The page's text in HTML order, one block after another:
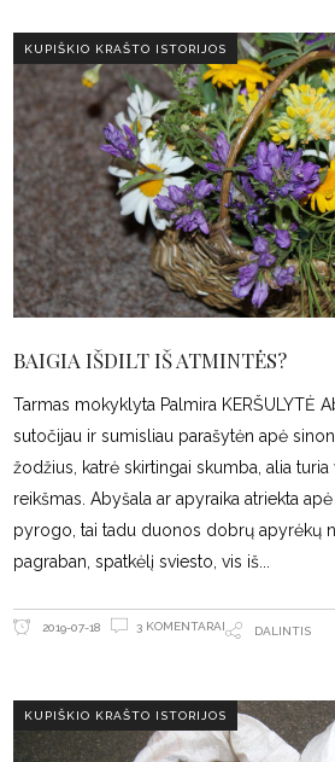
KUPIŠKIO KRAŠTO ISTORIJOS
BAIGIA IŠDILT IŠ ATMINTĖS?
Tarmas mokyklyta Palmira KERŠULYTĖ
sutočijau ir sumisliau parašytėn apė
žodžius, katrė skirtingai skumba, alia turia
reikšmas. Abyšala ar apyraika atriekta
pyrogo, tai tadu duonos dobrų apyrėkų
pagraban, spatkėlį sviesto, vis iš
2019-07-18 3 KOMENTARAI DALINTIS
KUPIŠKIO KRAŠTO ISTORIJOS